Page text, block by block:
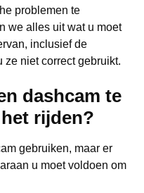
problemen te
we alles uit wat u moet
inclusief de
niet correct gebruikt.
dashcam te
rijden?
gebruiken, maar er
u moet voldoen om